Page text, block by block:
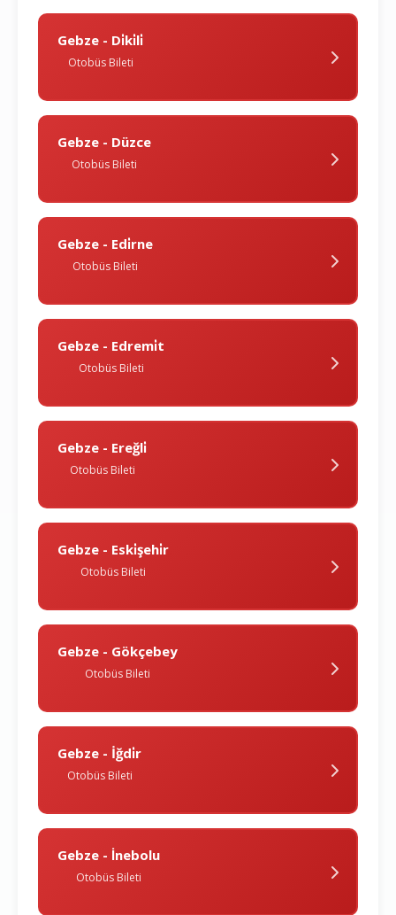
Gebze - Di̇ki̇li̇
Otobüs Bileti
Gebze - Düzce
Otobüs Bileti
Gebze - Edi̇rne
Otobüs Bileti
Gebze - Edremi̇t
Otobüs Bileti
Gebze - Ereğli̇
Otobüs Bileti
Gebze - Eski̇şehi̇r
Otobüs Bileti
Gebze - Gökçebey
Otobüs Bileti
Gebze - İğdi̇r
Otobüs Bileti
Gebze - İnebolu
Otobüs Bileti